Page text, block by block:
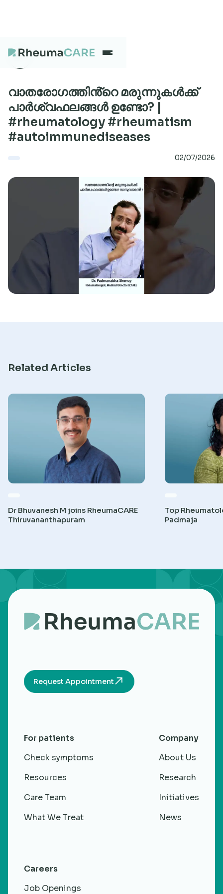
What we treat
Our Centres
Research
വാതരോഗത്തിൻ്റെ മരുന്നുകൾക്ക്
പാർശ്വഫലങ്ങൾ ഉണ്ടോ? |
#rheumatology #rheumatism
#autoimmunediseases
02/07/2026
Related Articles
Dr Bhuvanesh M joins RheumaCARE
Thiruvananthapuram
Top
Padmaja
Request Appointment
For patients
Check symptoms
Resources
Care Team
What We Treat
Company
About Us
Research
Initiatives
News
Careers
Job Openings